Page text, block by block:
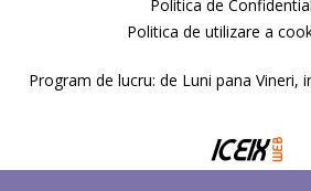
Politica de
Politica de utilizare a
Program de lucru: de Luni pana Vineri,